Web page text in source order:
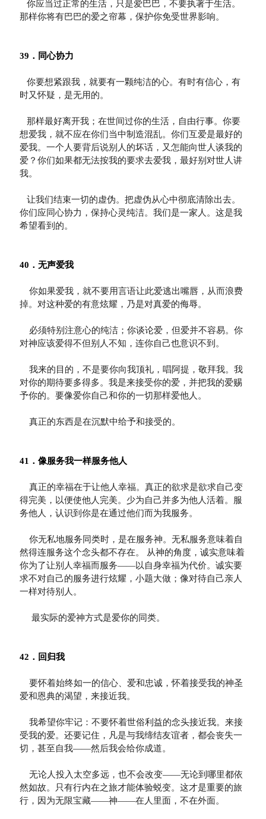
那样你将有巴巴的爱之帘幕，保护你免受世界影响。
39．同心协力
时又怀疑，是无用的。
想爱我，就不应在你们当中制造混乱。你们互爱是最好的
爱我。一个人要背后说别人的坏话，又怎能向世人谈我的
爱？你们如果都无法按我的要求去爱我，最好别对世人讲
我。
你们应同心协力，保持心灵纯洁。我们是一家人。这是我
希望看到的。
40．无声爱我
掉。对这种爱的有意炫耀，乃是对真爱的侮辱。
对神应该爱得不但别人不知，连你自己也意识不到。
对你的期待要多得多。我是来接受你的爱，并把我的爱赐
予你的。要像爱你自己和你的一切那样爱他人。
得完美，以便使他人完美。少为自己并多为他人活着。服
务他人，认识到你是在通过他们而为我服务。
然得连服务这个念头都不存在。 从神的角度，诚实意味着
你为了让别人幸福而服务——以自身幸福为代价。诚实要
求不对自己的服务进行炫耀，小题大做；像对待自己亲人
一样对待别人。
42．回归我
爱和恩典的渴望，来接近我。
受我的爱。还要记住，凡是与我缔结友谊者，都会丧失一
切，甚至自我——然后我会给你成道。
然如故。只有行内在之旅才能体验蜕变。这才是重要的旅
行，因为无限宝藏——神——在人里面，不在外面。